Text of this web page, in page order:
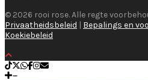
© 2026 rooi rose. Alle regte
Privaatheidsbeleid | Bepalings en
Koekiebeleid